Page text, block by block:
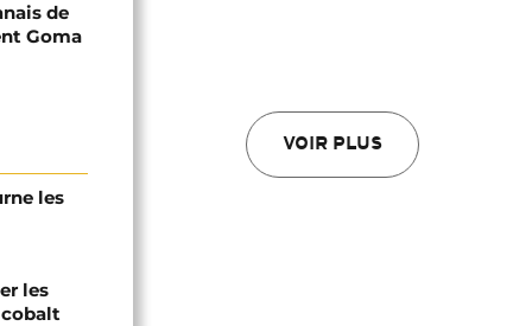
VOIR PLUS
de
Goma
les
les